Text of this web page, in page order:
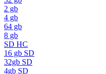
2 gb
4 gb
64 gb
8 gb
SD HC
16 gb SD
32gb SD
4gb SD